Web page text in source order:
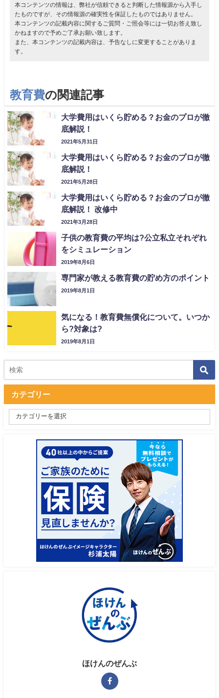
本コンテンツの情報は、弊社が信頼できると判断した情報源から入手し
たものですが、その情報源の確実性を保証したものではありません。
本コンテンツの記載内容に関するご質問・ご照会等には一切お答え致し
かねますので予めご了承お願い致します。
また、本コンテンツの記載内容は、予告なしに変更することがありま
す。
教育費の関連記事
大学費用はいくら貯める？お金のプロが徹
底解説！
2021年5月31日
大学費用はいくら貯める？お金のプロが徹
底解説！
2021年5月28日
大学費用はいくら貯める？お金のプロが徹
底解説！ 改修中
2021年3月28日
子供の教育費の平均は?公立私立それぞれ
をシミュレーション
2019年8月6日
専門家が教える教育費の貯め方のポイント
2019年8月1日
気になる！教育費無償化について。いつか
ら?対象は?
2019年8月1日
カテゴリー
ほけんのぜんぶ